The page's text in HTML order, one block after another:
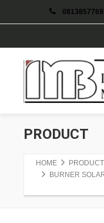
PRODUCT
HOME PRODUCT
BURNER